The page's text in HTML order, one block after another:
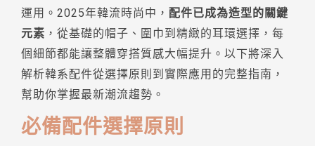
運用。2025年韓流時尚中， 配件已成為造型的關鍵
元素 ，從基礎的帽子、圍巾到精緻的耳環選擇，每
個細節都能讓整體穿搭質感大幅提升。以下將深入
解析韓系配件從選擇原則到實際應用的完整指南，
幫助你掌握最新潮流趨勢。
必備配件選擇原則